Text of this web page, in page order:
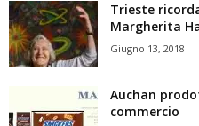
Trieste
Margherita
Giugno 13, 2018
Auchan
commercio